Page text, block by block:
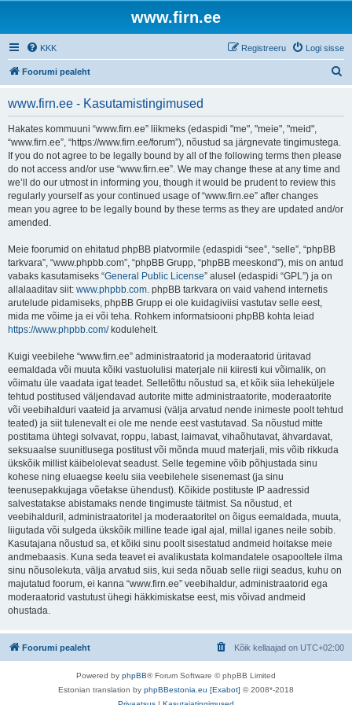
www.firn.ee
KKK Logi sisse
Registreeru
Foorumi pealeht
www.firn.ee - Kasutamistingimused
Hakates kommuuni “www.firn.ee” liikmeks (edaspidi "me", "meie", "meid",
“www.firn.ee”, “https://www.firn.ee/forum”), nõustud sa järgnevate tingimustega.
If you do not agree to be legally bound by all of the following terms then please
do not access and/or use “www.firn.ee”. We may change these at any time and
we’ll do our utmost in informing you, though it would be prudent to review this
regularly yourself as your continued usage of “www.firn.ee” after changes
mean you agree to be legally bound by these terms as they are updated and/or
amended.
Meie foorumid on ehitatud phpBB platvormile (edaspidi “see”, “selle”, “phpBB
tarkvara”, “www.phpbb.com”, “phpBB Grupp, “phpBB meeskond”), mis on antud
vabaks kasutamiseks “General Public License” alusel (edaspidi “GPL”) ja on
allalaaditav siit: www.phpbb.com. phpBB tarkvara on vaid vahend internetis
arutelude pidamiseks, phpBB Grupp ei ole kuidagiviisi vastutav selle eest,
mida me võime ja ei või teha. Rohkem informatsiooni phpBB kohta leiad
https://www.phpbb.com/kodulehelt.
Kuigi veebilehe “www.firn.ee” administraatorid ja moderaatorid üritavad
eemaldada või muuta kõiki vastuolulisi materjale nii kiiresti kui võimalik, on
võimatu üle vaadata igat teadet. Selletõttu nõustud sa, et kõik siia leheküljele
tehtud postitused väljendavad autorite mitte administraatorite, moderaatorite
või veebihalduri vaateid ja arvamusi (välja arvatud nende inimeste poolt tehtud
teated) ja siit tulenevalt ei ole me nende eest vastutavad. Sa nõustud mitte
postitama ühtegi solvavat, roppu, labast, laimavat, vihaõhutavat, ähvardavat,
seksuaalse suunitlusega postitust või mõnda muud materjali, mis võib rikkuda
ükskõik millist käibelolevat seadust. Selle tegemine võib põhjustada sinu
kohese ning eluaegse keelu siia veebilehele sisenemast (ja sinu
teenusepakkujaga võetakse ühendust). Kõikide postituste IP aadressid
salvestatakse abistamaks nende tingimuste täitmist. Sa nõustud, et
veebihalduril, administraatoritel ja moderaatoritel on õigus eemaldada, muuta,
liigutada või sulgeda ükskõik milline teade igal ajal, millal iganes neile sobib.
Kasutajana nõustud sa, et kõiki sinu poolt sisestatud andmeid hoitakse meie
andmebaasis. Kuna seda teavet ei avalikustata kolmandatele osapooltele ilma
sinu nõusolekuta, välja arvatud siis, kui seda nõuab selle riigi seadus, kuhu on
majutatud foorum, ei kanna “www.firn.ee” veebihaldur, administraatorid ega
moderaatorid vastutust ühegi häkkimiskatse eest, mis võivad andmeid
ohustada.
Foorumi pealeht Kõik kellaajad on UTC+02:00
Powered by phpBB® Forum Software © phpBB Limited
Estonian translation by phpBBestonia.eu [Exabot] © 2008*-2018